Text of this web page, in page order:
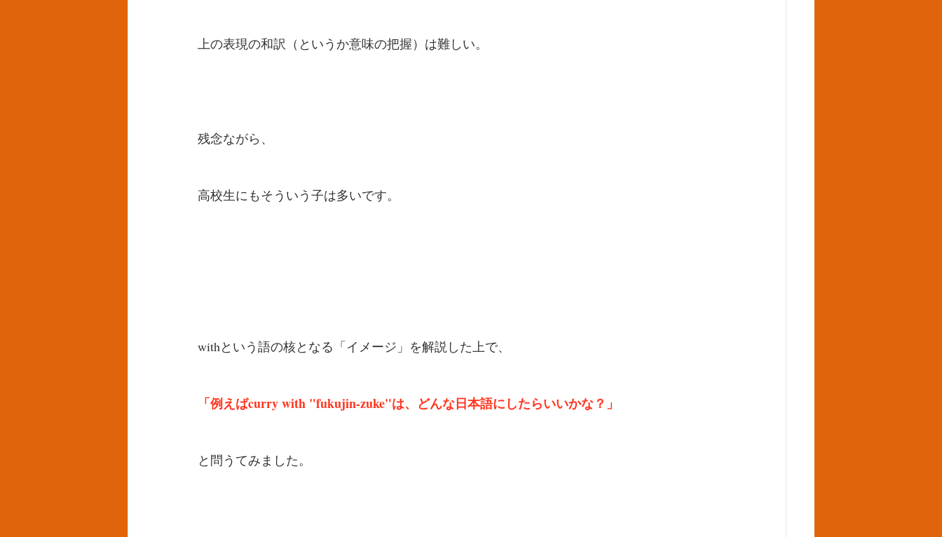
上の表現の和訳（というか意味の把握）は難しい。
残念ながら、
高校生にもそういう子は多いです。
withという語の核となる「イメージ」を解説した上で、
「例えばcurry with "fukujin-zuke"は、どんな日本語にしたらいいかな？」
と問うてみました。